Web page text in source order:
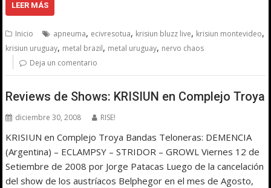
LEER MÁS
Inicio apneuma, ecivresotua, krisiun bluzz live, krisiun montevideo,
krisiun uruguay, metal brazil, metal uruguay, nervo chaos
Deja un comentario
Reviews de Shows: KRISIUN en Complejo Troya
diciembre 30, 2008 RISE!
KRISIUN en Complejo Troya Bandas Teloneras: DEMENCIA
(Argentina) – ECLAMPSY – STRIDOR – GROWL Viernes 12 de
Setiembre de 2008 por Jorge Patacas Luego de la cancelación
del show de los austríacos Belphegor en el mes de Agosto,